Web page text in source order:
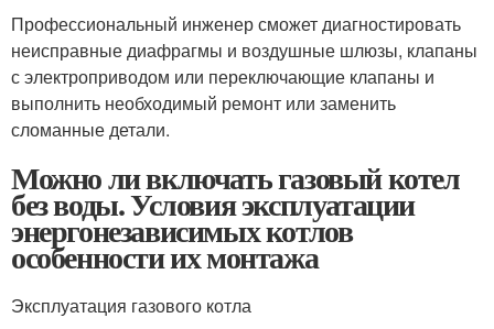
Профессиональный инженер сможет диагностировать
неисправные диафрагмы и воздушные шлюзы, клапаны
с электроприводом или переключающие клапаны и
выполнить необходимый ремонт или заменить
сломанные детали.
Можно ли включать газовый котел
без воды. Условия эксплуатации
энергонезависимых котлов
особенности их монтажа
Эксплуатация газового котла